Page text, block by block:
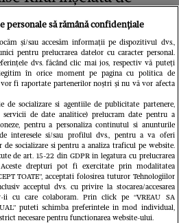
Rifai înșelată de
a făcut
la TV
personale să rămână confidențiale
și/sau accesăm informații pe dispozitivul dvs.,
pentru prelucrarea datelor cu caracter personal.
dvs. făcând clic mai jos, respectiv vă puteți
în orice moment pe pagina cu politica de
fi raportate partenerilor noștri și nu vă vor afecta
de socializare si agentiile de publicitate partenere,
de date analitice) prelucram date pentru a
pentru a personaliza continutul si anunturile
interesele si/sau profilul dvs., pentru a va oferi
socializare si pentru a analiza traficul pe website.
de art. 15-22 din GDPR in legatura cu prelucrarea
drepturi pot fi exercitate prin modalitatea
TOATE”, acceptati folosirea tuturor Tehnologiilor
acceptul dvs. cu privire la stocarea/accesarea
ii cu care colaboram. Prin click pe “VREAU SA
puteti schimba preferintele in mod individual,
necesare pentru functionarea website-ului.